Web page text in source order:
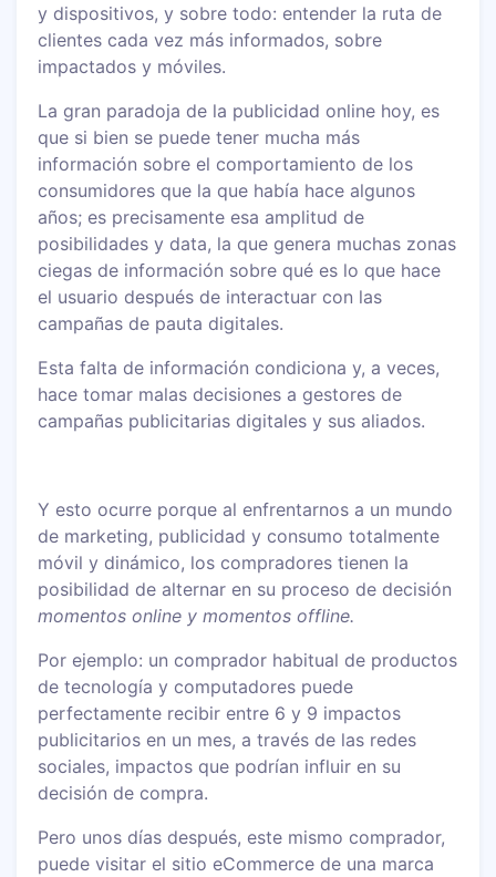
y dispositivos, y sobre todo: entender la ruta de
clientes cada vez más informados, sobre
impactados y móviles.
La gran paradoja de la publicidad online hoy, es
que si bien se puede tener mucha más
información sobre el comportamiento de los
consumidores que la que había hace algunos
años; es precisamente esa amplitud de
posibilidades y data, la que genera muchas zonas
ciegas de información sobre qué es lo que hace
el usuario después de interactuar con las
campañas de pauta digitales.
Esta falta de información condiciona y, a veces,
hace tomar malas decisiones a gestores de
campañas publicitarias digitales y sus aliados.
Y esto ocurre porque al enfrentarnos a un mundo
de marketing, publicidad y consumo totalmente
móvil y dinámico, los compradores tienen la
posibilidad de alternar en su proceso de decisión
momentos online y momentos offline.
Por ejemplo: un comprador habitual de productos
de tecnología y computadores puede
perfectamente recibir entre 6 y 9 impactos
publicitarios en un mes, a través de las redes
sociales, impactos que podrían influir en su
decisión de compra.
Pero unos días después, este mismo comprador,
puede visitar el sitio eCommerce de una marca